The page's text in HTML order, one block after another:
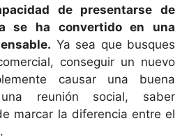
de presentarse de
se ha convertido en una
Ya sea que busques
conseguir un nuevo
causar una buena
reunión social, saber
marcar la diferencia entre el